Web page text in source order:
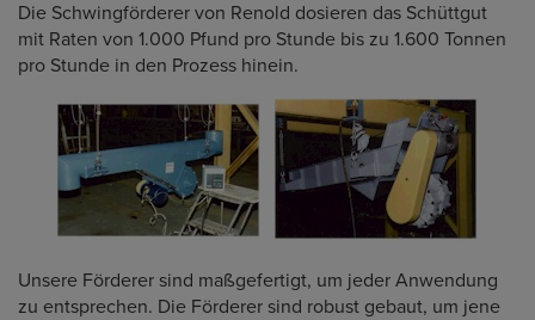
Die Schwingförderer von Renold dosieren das Schüttgut
mit Raten von 1.000 Pfund pro Stunde bis zu 1.600 Tonnen
pro Stunde in den Prozess hinein.
Unsere Förderer sind maßgefertigt, um jeder Anwendung
zu entsprechen. Die Förderer sind robust gebaut, um jene